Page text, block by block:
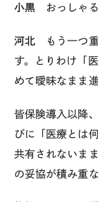
小黒 おっしゃる
河北 もう一つ重
す。とりわけ「
めて曖昧なまま
皆保険導入以降
びに「医療とは
共有されないま
の妥協が積み重